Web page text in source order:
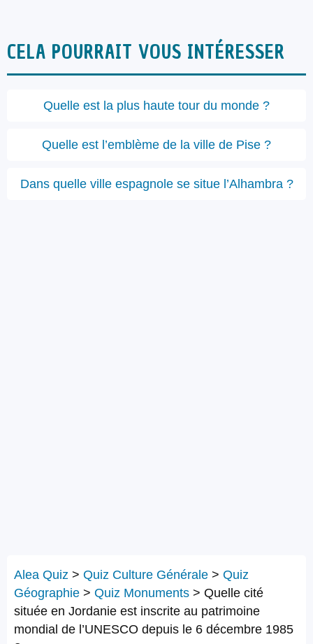
CELA POURRAIT VOUS INTÉRESSER
Quelle est la plus haute tour du monde ?
Quelle est l’emblème de la ville de Pise ?
Dans quelle ville espagnole se situe l’Alhambra ?
Alea Quiz > Quiz Culture Générale > Quiz
Géographie > Quiz Monuments > Quelle cité
située en Jordanie est inscrite au patrimoine
mondial de l’UNESCO depuis le 6 décembre 1985